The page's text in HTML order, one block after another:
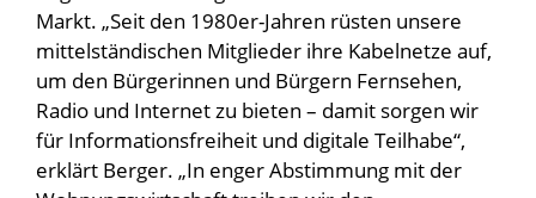
Markt. „Seit den 1980er-Jahren rüsten unsere
mittelständischen Mitglieder ihre Kabelnetze auf,
um den Bürgerinnen und Bürgern Fernsehen,
Radio und Internet zu bieten – damit sorgen wir
für Informationsfreiheit und digitale Teilhabe“,
erklärt Berger. „In enger Abstimmung mit der